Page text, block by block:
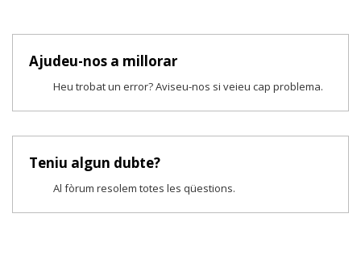
Ajudeu-nos a millorar
Heu trobat un error? Aviseu-nos si veieu cap problema.
Teniu algun dubte?
Al fòrum resolem totes les qüestions.